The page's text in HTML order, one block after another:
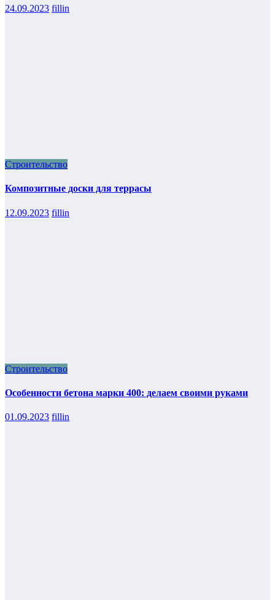
24.09.2023 fillin
Строительство
Композитные доски для террасы
12.09.2023 fillin
Строительство
Особенности бетона марки 400: делаем своими руками
01.09.2023 fillin